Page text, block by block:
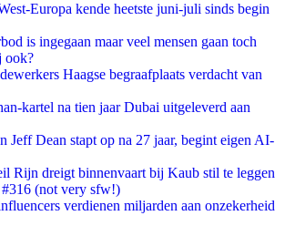
Europa kende heetste juni-juli sinds begin
is ingegaan maar veel mensen gaan toch
ook?
Haagse begraafplaats verdacht van
kartel na tien jaar Dubai uitgeleverd aan
Jeff Dean stapt op na 27 jaar, begint eigen AI-
Rijn dreigt binnenvaart bij Kaub stil te leggen
(not very sfw!)
verdienen miljarden aan onzekerheid